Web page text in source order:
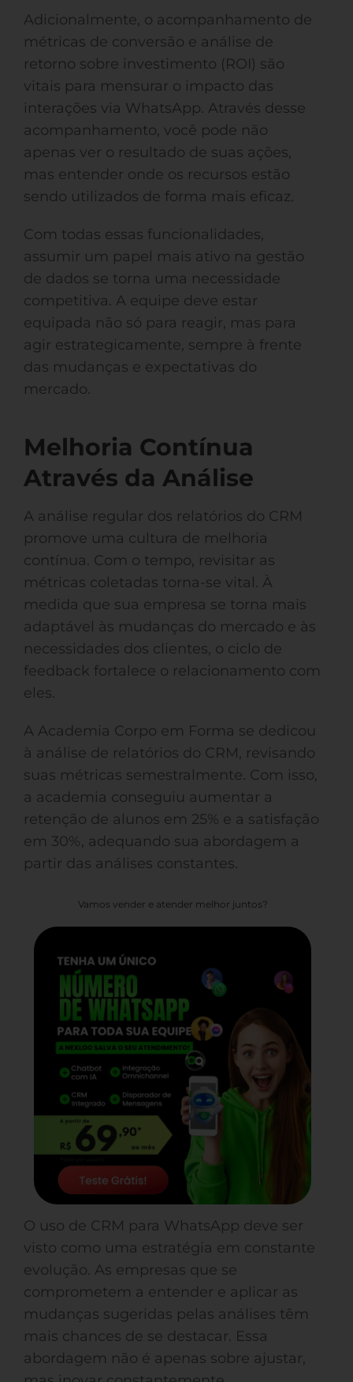
Adicionalmente, o acompanhamento de
métricas de conversão e análise de
retorno sobre investimento (ROI) são
vitais para mensurar o impacto das
interações via WhatsApp. Através desse
acompanhamento, você pode não
apenas ver o resultado de suas ações,
mas entender onde os recursos estão
sendo utilizados de forma mais eficaz.
Com todas essas funcionalidades,
assumir um papel mais ativo na gestão
de dados se torna uma necessidade
competitiva. A equipe deve estar
equipada não só para reagir, mas para
agir estrategicamente, sempre à frente
das mudanças e expectativas do
mercado.
Melhoria Contínua
Através da Análise
A análise regular dos relatórios do CRM
promove uma cultura de melhoria
contínua. Com o tempo, revisitar as
métricas coletadas torna-se vital. À
medida que sua empresa se torna mais
adaptável às mudanças do mercado e às
necessidades dos clientes, o ciclo de
feedback fortalece o relacionamento com
eles.
A Academia Corpo em Forma se dedicou
à análise de relatórios do CRM, revisando
suas métricas semestralmente. Com isso,
a academia conseguiu aumentar a
retenção de alunos em 25% e a satisfação
em 30%, adequando sua abordagem a
partir das análises constantes.
Vamos vender e atender melhor juntos?
O uso de CRM para WhatsApp deve ser
visto como uma estratégia em constante
evolução. As empresas que se
comprometem a entender e aplicar as
mudanças sugeridas pelas análises têm
mais chances de se destacar. Essa
abordagem não é apenas sobre ajustar,